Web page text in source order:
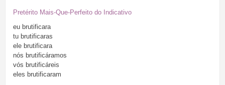
Pretérito Mais-Que-Perfeito do Indicativo
eu brutificara
tu brutificaras
ele brutificara
nós brutificáramos
vós brutificáreis
eles brutificaram